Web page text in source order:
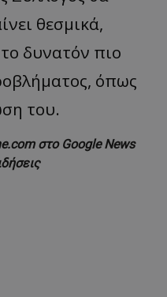
θεσμικά,
δυνατόν πιο
όπως
του.
στο Google News